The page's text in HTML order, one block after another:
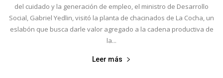
del cuidado y la generación de empleo, el ministro de Desarrollo
Social, Gabriel Yedlin, visitó la planta de chacinados de La Cocha, un
eslabón que busca darle valor agregado a la cadena productiva de
la...
Leer más